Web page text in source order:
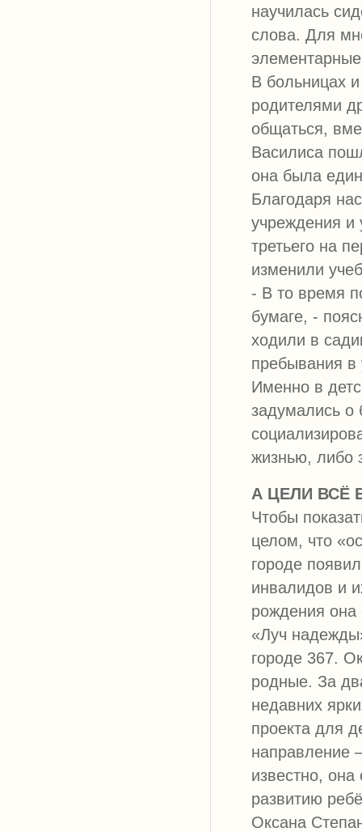
научилась
слова. Для
В больницах
родителями
общаться,
Василиса
она была
Благодаря
учреждения и
третьего на
изменили
- В то время
бумаге, -
ходили в
пребывания в
Именно в
задумались о
жизнью, либо
А ЦЕЛИ ВСЁ
Чтобы
целом, что
городе
инвалидов и
рождения она
«Луч
городе 367.
родные. За
недавних
проекта для
направление
известно,
развитию
Оксана